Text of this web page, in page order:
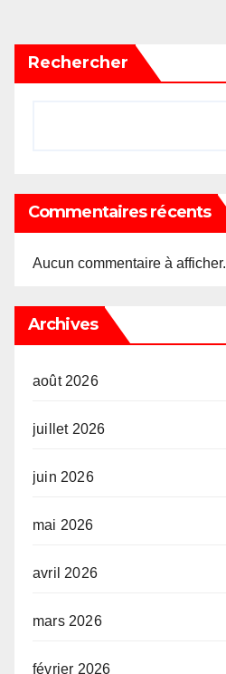
Rechercher
Commentaires récents
Aucun commentaire à afficher.
Archives
août 2026
juillet 2026
juin 2026
mai 2026
avril 2026
mars 2026
février 2026